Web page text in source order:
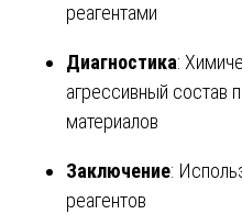
реагентами
Диагностика:
агрессивный состав
материалов
Заключение:
реагентов